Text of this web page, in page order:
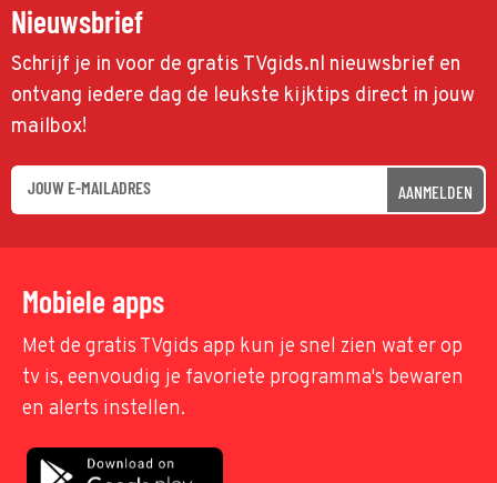
Nieuwsbrief
Schrijf je in voor de gratis TVgids.nl nieuwsbrief en
ontvang iedere dag de leukste kijktips direct in jouw
mailbox!
AANMELDEN
Mobiele apps
Met de gratis TVgids app kun je snel zien wat er op
tv is, eenvoudig je favoriete programma's bewaren
en alerts instellen.